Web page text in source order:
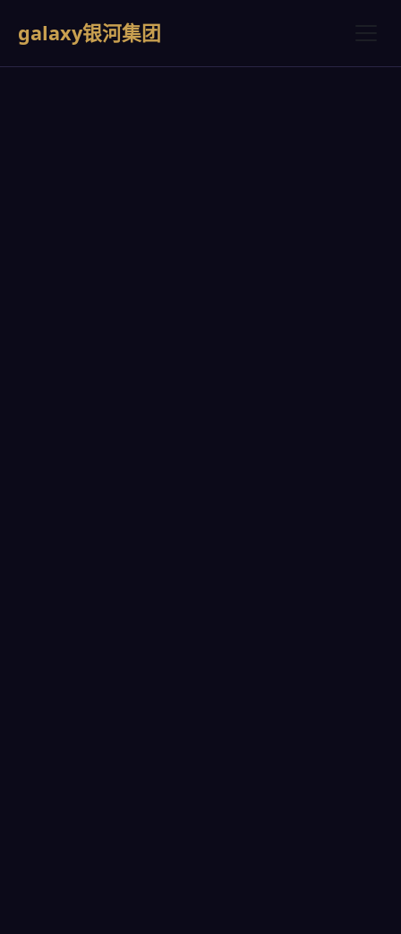
galaxy银河集团